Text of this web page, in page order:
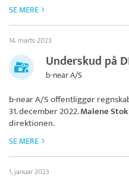
SE MERE
14. marts 2023
Underskud på
b-near A/S
b-near A/Soffentliggør
31. december 2022.Malene
direktionen.
SE MERE
1. januar 2023